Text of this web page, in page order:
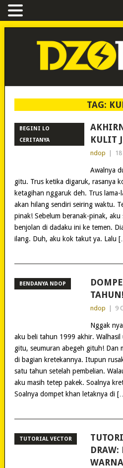
TAG:
BEGINI LO
CERITANYA
KULIT
ndop
Awalnya
gitu. Trus ketika digaruk, rasanya
ketagihan nggaruk deh. Trus lama-
akan hilang sendiri seiring waktu.
pinak! Sebelum beranak-pinak,
benjolan di dadaku ini ke temen.
ilang. Duh, aku kok takut ya. Lalu
BENDANYA NDOP
TAHUN!
ndop 9
Nggak
aku beli tahun 1999 akhir.
gitu, seumuran abegeh gituh! Dan
di bagian kretekannya. Itupun
satu tahun setelah pembelian.
aku masih tetep pakek. Soalnya
Soalnya dompet khan letaknya di
TUTORIAL VECTOR